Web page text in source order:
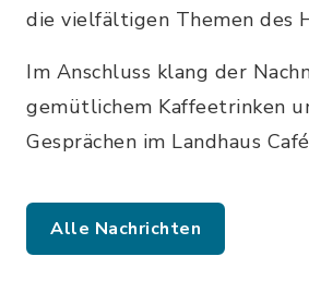
die vielfältigen Themen des
Im Anschluss klang der
gemütlichem Kaffeetrinken
Gesprächen im Landhaus
Alle Nachrichten